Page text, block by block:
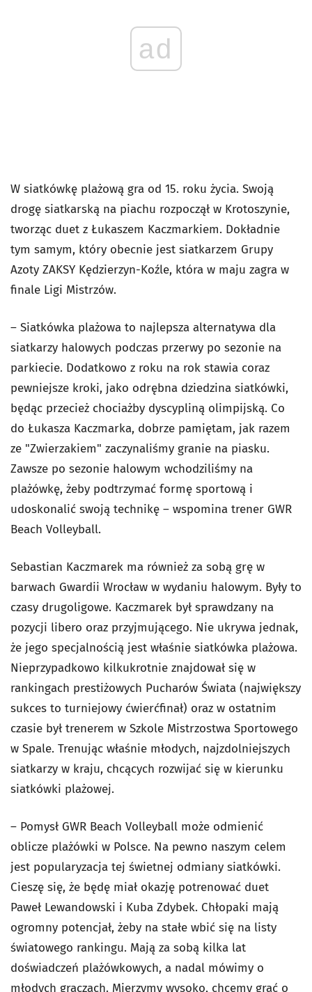
ad
W siatkówkę plażową gra od 15. roku życia. Swoją
drogę siatkarską na piachu rozpoczął w Krotoszynie,
tworząc duet z Łukaszem Kaczmarkiem. Dokładnie
tym samym, który obecnie jest siatkarzem Grupy
Azoty ZAKSY Kędzierzyn-Koźle, która w maju zagra w
finale Ligi Mistrzów.
– Siatkówka plażowa to najlepsza alternatywa dla
siatkarzy halowych podczas przerwy po sezonie na
parkiecie. Dodatkowo z roku na rok stawia coraz
pewniejsze kroki, jako odrębna dziedzina siatkówki,
będąc przecież chociażby dyscypliną olimpijską. Co
do Łukasza Kaczmarka, dobrze pamiętam, jak razem
ze "Zwierzakiem" zaczynaliśmy granie na piasku.
Zawsze po sezonie halowym wchodziliśmy na
plażówkę, żeby podtrzymać formę sportową i
udoskonalić swoją technikę – wspomina trener GWR
Beach Volleyball.
Sebastian Kaczmarek ma również za sobą grę w
barwach Gwardii Wrocław w wydaniu halowym. Były to
czasy drugoligowe. Kaczmarek był sprawdzany na
pozycji libero oraz przyjmującego. Nie ukrywa jednak,
że jego specjalnością jest właśnie siatkówka plażowa.
Nieprzypadkowo kilkukrotnie znajdował się w
rankingach prestiżowych Pucharów Świata (największy
sukces to turniejowy ćwierćfinał) oraz w ostatnim
czasie był trenerem w Szkole Mistrzostwa Sportowego
w Spale. Trenując właśnie młodych, najzdolniejszych
siatkarzy w kraju, chcących rozwijać się w kierunku
siatkówki plażowej.
– Pomysł GWR Beach Volleyball może odmienić
oblicze plażówki w Polsce. Na pewno naszym celem
jest popularyzacja tej świetnej odmiany siatkówki.
Cieszę się, że będę miał okazję potrenować duet
Paweł Lewandowski i Kuba Zdybek. Chłopaki mają
ogromny potencjał, żeby na stałe wbić się na listy
światowego rankingu. Mają za sobą kilka lat
doświadczeń plażówkowych, a nadal mówimy o
młodych graczach. Mierzymy wysoko, chcemy grać o